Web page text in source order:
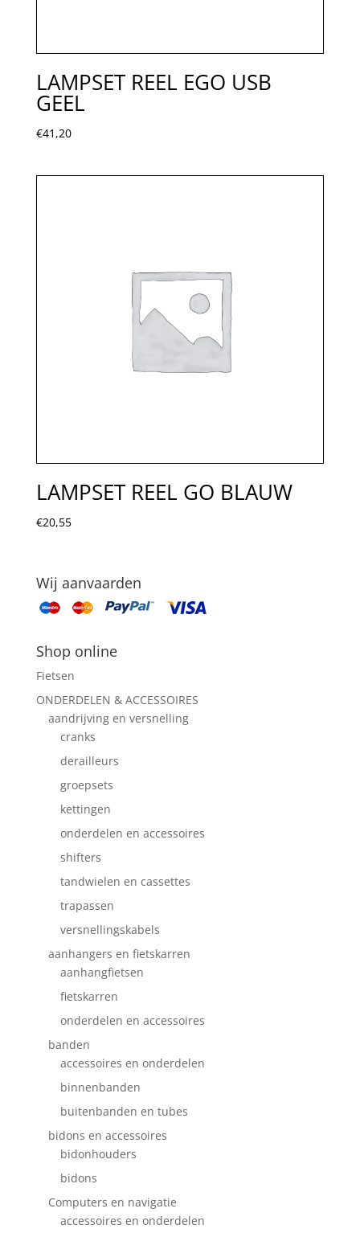
LAMPSET REEL EGO USB
GEEL
€41,20
LAMPSET REEL GO BLAUW
€20,55
Wij aanvaarden
Shop online
Fietsen
ONDERDELEN & ACCESSOIRES
aandrijving en versnelling
cranks
derailleurs
groepsets
kettingen
onderdelen en accessoires
shifters
tandwielen en cassettes
trapassen
versnellingskabels
aanhangers en fietskarren
aanhangfietsen
fietskarren
onderdelen en accessoires
banden
accessoires en onderdelen
binnenbanden
buitenbanden en tubes
bidons en accessoires
bidonhouders
bidons
Computers en navigatie
accessoires en onderdelen